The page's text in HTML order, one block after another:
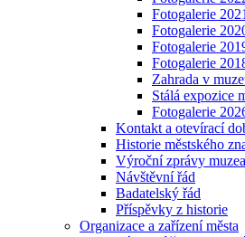
Fotogalerie 2021
Fotogalerie
Fotogalerie
Fotogalerie
Zahrada v
Stálá expozice
Fotogalerie
Kontakt a otevírací
Historie městského
Výroční zprávy muzea
Návštěvní řád
Badatelský řád
Příspěvky z historie
Organizace a zařízení města